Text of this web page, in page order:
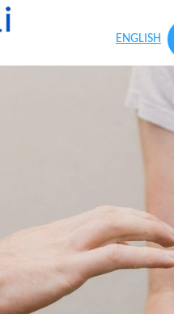
ENGLISH